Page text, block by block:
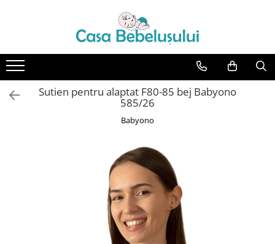
Toate Produsele
Accesorii carucioare copii
Accesorii carucioare
Genti
Aparate de sanatate si ingrijire
Sutien pentru alaptat F80-85 bej Babyono
585/26
Babyono